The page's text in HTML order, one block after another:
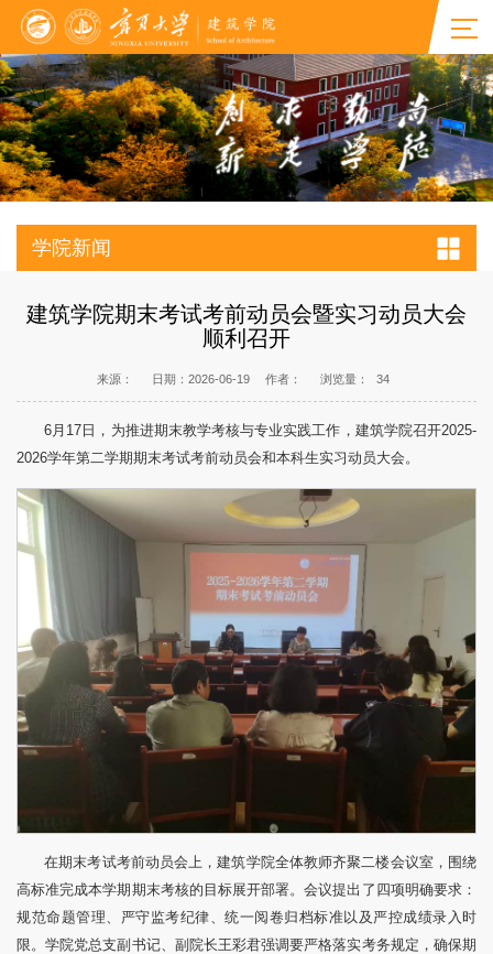
学院新闻
建筑学院期末考试考前动员会暨实习动员大会
顺利召开
来源： 日期：2026-06-19 作者： 浏览量： 34
6月17日，为推进期末教学考核与专业实践工作，建筑学院召开2025-
2026学年第二学期期末考试考前动员会和本科生实习动员大会。
在期末考试考前动员会上，建筑学院全体教师齐聚二楼会议室，围绕
高标准完成本学期期末考核的目标展开部署。会议提出了四项明确要求：
规范命题管理、严守监考纪律、统一阅卷归档标准以及严控成绩录入时
限。学院党总支副书记、副院长王彩君强调要严格落实考务规定，确保期